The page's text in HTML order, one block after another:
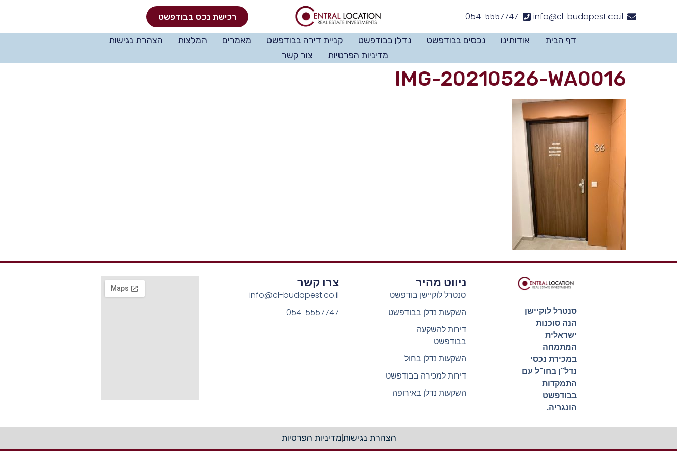
info@cl-budapest.co.il
054-5557747 רכישת נכס בבודפשט
דף הבית אודותינו נכסים בבודפשט נדלן בבודפשט קניית דירה בבודפשט מאמרים המלצות
הצהרת נגישות
מדיניות הפרטיות
צור קשר
IMG-20210526-WA0016
סנטרל לוקיישן
הנה סוכנות
ישראלית
המתמחה
במכירת נכסי
נדל"ן בחו"ל עם
התמקדות
בבודפשט
הונגריה.
ניווט מהיר
סנטרל לוקיישן בודפשט
השקעות נדלן בבודפשט
דירות להשקעה
בבודפשט
השקעות נדלן בחול
דירות למכירה בבודפשט
השקעות נדלן באירופה
צרו קשר
info@cl-budapest.co.il
054-5557747
הצהרת נגישותמדיניות הפרטיות